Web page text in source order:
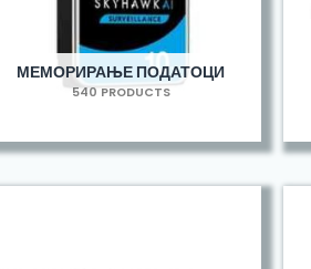
МЕМОРИРАЊЕ ПОДАТОЦИ
540 PRODUCTS